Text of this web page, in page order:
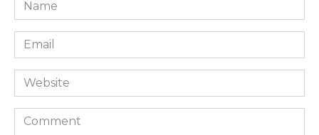
*
Email
*
Website
Comment